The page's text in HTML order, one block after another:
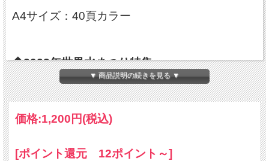
A4サイズ：40頁カラー
◆2023年世界水まつり特集
2023年11月11日 熊本県南阿蘇にて「世界水ま
◆声が変われば、自分をもっと好きになれる。
▼ 商品説明の続きを見る ▼
価格:1,200円(税込)
[ポイント還元 12ポイント～]